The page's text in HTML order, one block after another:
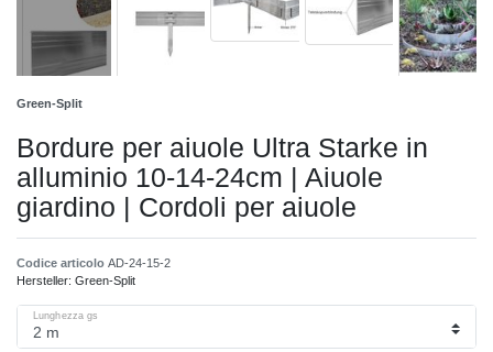
Green-Split
Bordure per aiuole Ultra Starke in
alluminio 10-14-24cm | Aiuole
giardino | Cordoli per aiuole
Codice articolo AD-24-15-2
Hersteller: Green-Split
Lunghezza gs